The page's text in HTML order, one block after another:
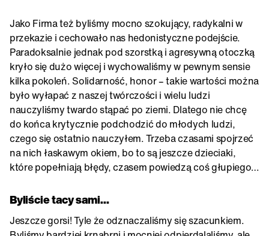
Jako Firma też byliśmy mocno szokujący, radykalni w
przekazie i cechowało nas hedonistyczne podejście.
Paradoksalnie jednak pod szorstką i agresywną otoczką
kryło się dużo więcej i wychowaliśmy w pewnym sensie
kilka pokoleń. Solidarność, honor – takie wartości można
było wyłapać z naszej twórczości i wielu ludzi
nauczyliśmy twardo stąpać po ziemi. Dlatego nie chcę
do końca krytycznie podchodzić do młodych ludzi,
czego się ostatnio nauczyłem. Trzeba czasami spojrzeć
na nich łaskawym okiem, bo to są jeszcze dzieciaki,
które popełniają błędy, czasem powiedzą coś głupiego…
Byliście tacy sami…
Jeszcze gorsi! Tyle że odznaczaliśmy się szacunkiem.